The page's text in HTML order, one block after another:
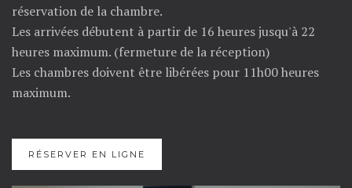
réservation de la chambre.
Les arrivées débutent à partir de 16 heures jusqu'à 22
heures maximum. (fermeture de la réception)
Les chambres doivent être libérées pour 11h00 heures
maximum.
RÉSERVER EN LIGNE